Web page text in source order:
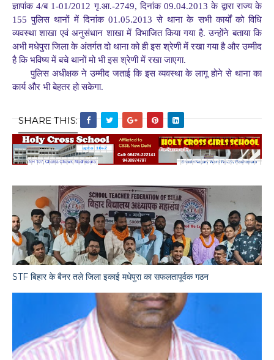
ज्ञापांक 4/ब 1-01/2012 गृ.आ.-2749, दिनांक 09.04.2013 के द्वारा राज्य के
155 पुलिस थानों में दिनांक 01.05.2013 से थाना के सभी कार्यों को विधि
व्यवस्था शाखा एवं अनुसंधान शाखा में विभाजित किया गया है. उन्होंने बताया कि
अभी मधेपुरा जिला के अंतर्गत दो थाना को ही इस श्रेणी में रखा गया है और उम्मीद
है कि भविष्य में बचे थानों मो भी इस श्रेणी में रखा जाएगा.
पुलिस अधीक्षक ने उम्मीद जताई कि इस व्यवस्था के लागू होने से थाना का
कार्य और भी बेहतर हो सकेगा.
SHARE THIS:
STF बिहार के बैनर तले जिला इकाई मधेपुरा का सफलतापूर्वक गठन